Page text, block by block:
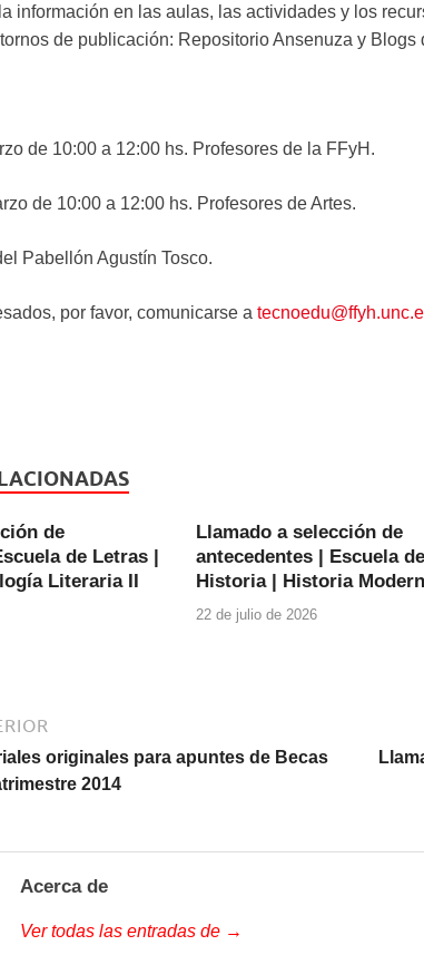
información en las aulas, las actividades y los
de publicación: Repositorio Ansenuza y Blogs
de 10:00 a 12:00 hs. Profesores de la FFyH.
de 10:00 a 12:00 hs. Profesores de Artes.
Pabellón Agustín Tosco.
por favor, comunicarse a
de
de Letras |
Literaria II
Llamado a selección de
antecedentes | Escuela de
Historia | Historia
22 de julio de 2026
originales para apuntes de Becas
2014
Acerca de
Ver todas las entradas de →